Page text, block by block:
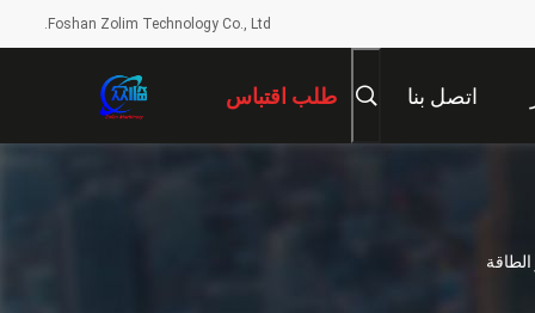
Foshan Zolim Technology Co., Ltd.
اتصل بنا طلب اقتباس